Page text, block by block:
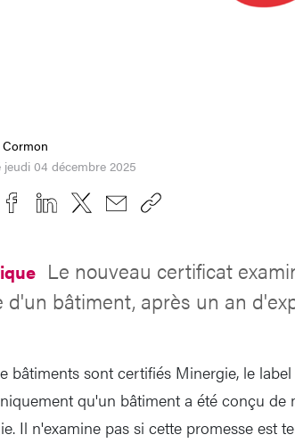
Cormon
jeudi 04 décembre 2025
Le nouveau certificat
d'un bâtiment, après un an
bâtiments sont certifiés Minergie, le
qu'un bâtiment a été conçu de
Il n'examine pas si cette promesse est